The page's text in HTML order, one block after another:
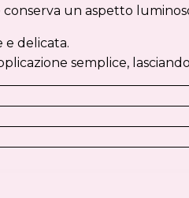
un aspetto
e delicata.
semplice,